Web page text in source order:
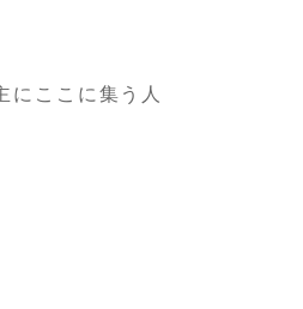
ここに集う人